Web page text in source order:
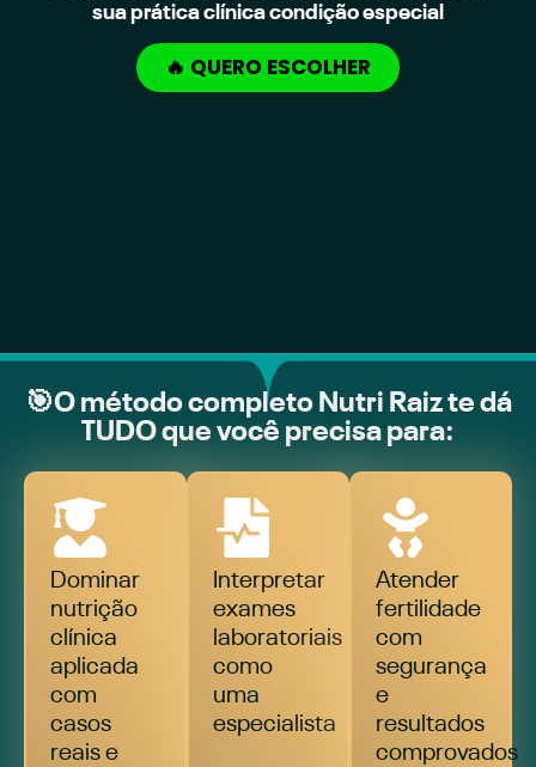
sua prática clínica condição especial
🔥 QUERO ESCOLHER
🎯O método completo Nutri Raiz te dá
TUDO que você precisa para:
Dominar
nutrição
clínica
aplicada
com
casos
reais e
Interpretar
exames
laboratoriais
como
uma
especialista
Atender
fertilidade
com
segurança
e
resultados
comprovados